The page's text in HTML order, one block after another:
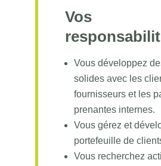
Vos
Vous développez
solides avec les
fournisseurs et les
prenantes internes.
Vous gérez et
portefeuille de
Vous recherchez